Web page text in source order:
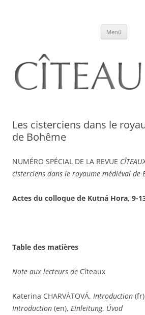
Menü
Les cisterciens dans le
de Bohême
NUMÉRO SPÉCIAL DE LA REVUE
cisterciens dans le royaume médiéval de
Actes du colloque de Kutná Hora, 9-
Table des matières
Note aux lecteurs de Cîteaux
Katerina CHARVÁTOVÁ, Introduction (fr)
Introduction (en), Einleitung, Úvod